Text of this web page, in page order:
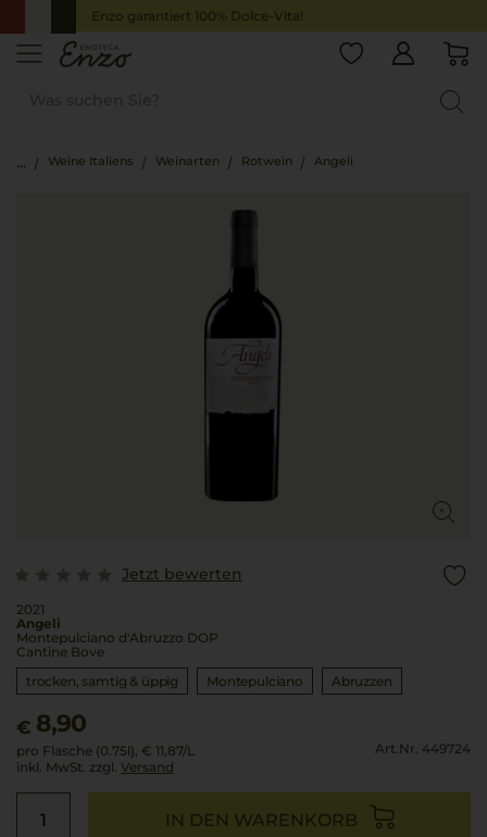
Enzo garantiert 100% Dolce-Vita!
Weine Italiens Weinarten Rotwein Angeli
Jetzt bewerten
2021
Angeli
Montepulciano d'Abruzzo DOP
Cantine Bove
trocken, samtig & üppig
Montepulciano Abruzzen
€ 8,90
pro Flasche (0.75l), € 11,87/L
inkl. MwSt. zzgl. Versand
Art.Nr. 449724
IN DEN WARENKORB